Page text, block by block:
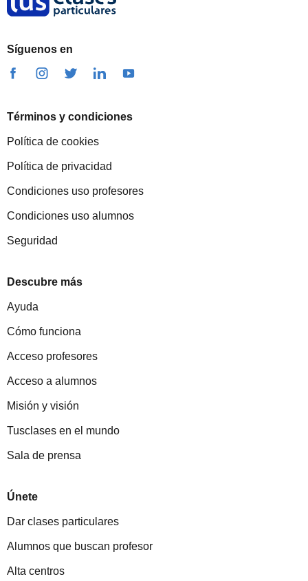
Síguenos en
Términos y condiciones
Política de cookies
Política de privacidad
Condiciones uso profesores
Condiciones uso alumnos
Seguridad
Descubre más
Ayuda
Cómo funciona
Acceso profesores
Acceso a alumnos
Misión y visión
Tusclases en el mundo
Sala de prensa
Únete
Dar clases particulares
Alumnos que buscan profesor
Alta centros